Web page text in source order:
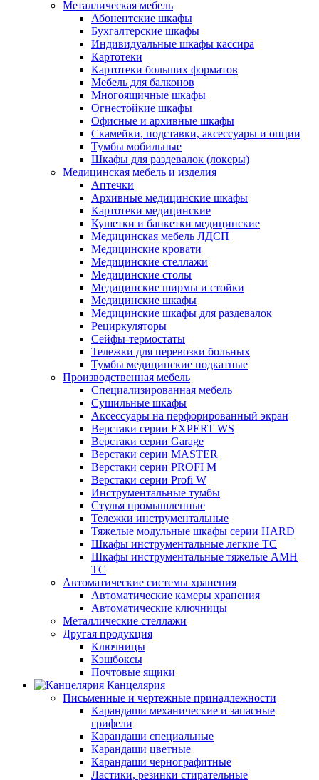
Металлическая мебель
Абонентские шкафы
Бухгалтерские шкафы
Индивидуальные шкафы кассира
Картотеки
Картотеки больших форматов
Мебель для балконов
Многоящичные шкафы
Огнестойкие шкафы
Офисные и архивные шкафы
Скамейки, подставки, аксессуары и опции
Тумбы мобильные
Шкафы для раздевалок (локеры)
Медицинская мебель и изделия
Аптечки
Архивные медицинские шкафы
Картотеки медицинские
Кушетки и банкетки медицинские
Медицинская мебель ЛДСП
Медицинские кровати
Медицинские стеллажи
Медицинские столы
Медицинские ширмы и стойки
Медицинские шкафы
Медицинские шкафы для раздевалок
Рециркуляторы
Сейфы-термостаты
Тележки для перевозки больных
Тумбы медицинские подкатные
Производственная мебель
Cпециализированная мебель
Cушильные шкафы
Аксессуары на перфорированный экран
Верстаки серии EXPERT WS
Верстаки серии Garage
Верстаки серии MASTER
Верстаки серии PROFI M
Верстаки серии Profi W
Инструментальные тумбы
Стулья промышленные
Тележки инструментальные
Тяжелые модульные шкафы серии HARD
Шкафы инструментальные легкие ТС
Шкафы инструментальные тяжелые AMH
TC
Автоматические системы хранения
Автоматические камеры хранения
Автоматические ключницы
Металлические стеллажи
Другая продукция
Ключницы
Кэшбоксы
Почтовые ящики
Канцелярия
Письменные и чертежные принадлежности
Карандаши механические и запасные
грифели
Карандаши специальные
Карандаши цветные
Карандаши чернографитные
Ластики, резинки стирательные